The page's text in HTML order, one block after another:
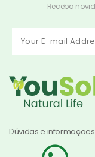
Receba
Dúvidas e